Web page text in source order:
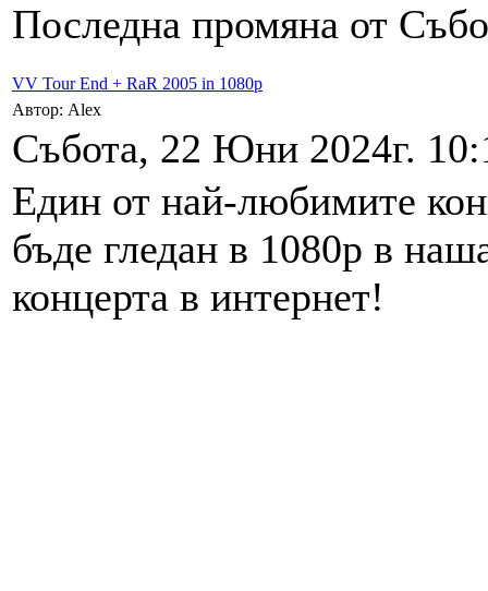
Последна промяна от
VV Tour End + RaR 2005 in 1080p
Автор: Alex
Събота, 22 Юни 2024г.
Един от най-любимитe
бъде гледан в 1080р в
концерта в интернет!